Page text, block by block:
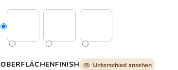
OBERFLÄCHENFINISH Unterschied ansehen